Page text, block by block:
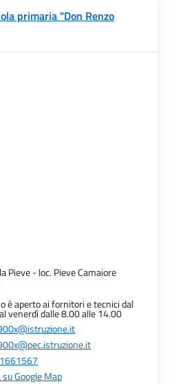
primaria "Don Renzo
Pieve - loc. Pieve Camaiore
è aperto ai fornitori e tecnici dal
venerdì dalle 8.00 alle 14.00
su Google Map